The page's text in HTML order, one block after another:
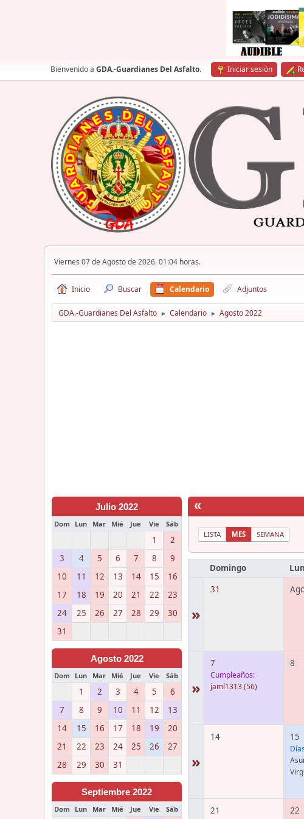
Bienvenido a GDA.-Guardianes Del Asfalto. Iniciar sesión
Viernes 07 de Agosto de 2026. 01:04 horas.
Inicio Buscar Calendario Adjuntos
GDA.-Guardianes Del Asfalto ► Calendario ► Agosto 2022
Julio 2022
Dom Lun Mar Mié Jue Vie Sáb
1
2
3
4 5 6 7 8
9
10
11 12 13 14 15
16
17
18 19 20 21 22
23
24
25 26 27 28 29
30
31
Agosto 2022
Dom Lun Mar Mié Jue Vie Sáb
1 2 3 4 5
6
7
8 9 10 11 12
13
14
15 16 17 18 19
20
21
22 23 24 25 26
27
28
29 30 31
Septiembre 2022
Dom Lun Mar Mié Jue Vie Sáb
«
LISTA MES SEMANA
Domingo
»
31
»
7
Cumpleaños:
jaml1313(56)
8
»
14 15
21 22